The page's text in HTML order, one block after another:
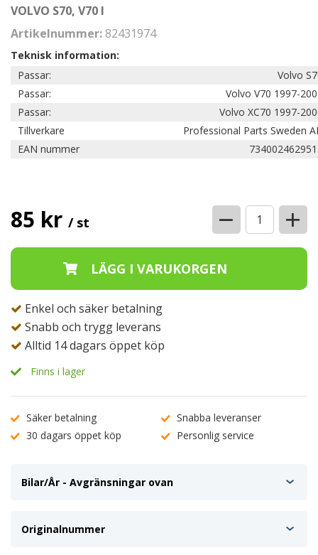
VOLVO S70, V70 I
Artikelnummer: 82431974
Teknisk information:
Passar:
Volvo
Passar:
Volvo V70 1997-
Passar:
Volvo XC70 1997-
Tillverkare
Professional Parts Sweden
EAN nummer
85 kr / st − +
Enkel och säker betalning
Snabb och trygg leverans
Alltid 14 dagars öppet köp
Finns i lager
Säker betalning
Snabba leveranser
30 dagars öppet köp
Personlig service
Bilar/År - Avgränsningar ovan
Originalnummer